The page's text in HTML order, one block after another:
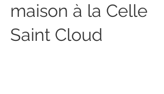
maison à la Celle
Saint Cloud